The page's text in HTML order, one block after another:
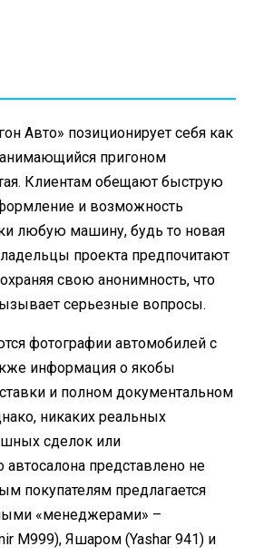
Авто» позиционирует себя как
пригоном
Клиентам обещают быструю
и возможность
любую машину, будь то новая
проекта предпочитают
свою анонимность, что
серьезные вопросы.
фотографии автомобилей с
информация о якобы
и полном документальном
никаких реальных
сделок или
представлено не
покупателям предлагается
«менеджерами» –
M999), Яшаром (Yashar 941) и